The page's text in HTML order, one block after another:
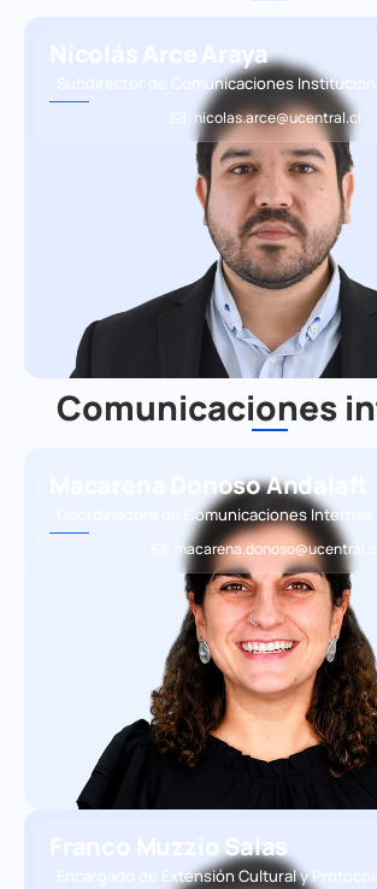
Nicolás Arce Araya
Subdirector de Comunicaciones
nicolas.arce@ucentral.cl
Comunicaciones
Macarena Donoso Andalaft
Coordinadora de Comunicaciones Internas
macarena.donoso@ucentral.cl
Franco Muzzio Salas
Encargado de Extensión Cultural y